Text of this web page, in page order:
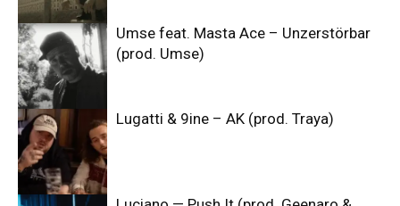
Umse feat. Masta Ace – Unzerstörbar
(prod. Umse)
Lugatti & 9ine – AK (prod. Traya)